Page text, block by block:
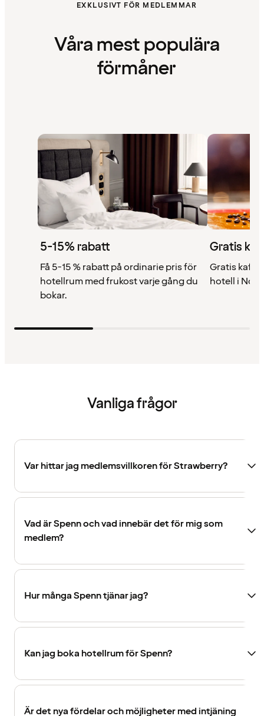
EXKLUSIVT FÖR MEDLEMMAR
Våra mest populära
förmåner
5-15% rabatt
Få 5-15 % rabatt på ordinarie pris för
hotellrum med frukost varje gång du
bokar.
Gratis
Gratis kaffe
hotell i
Vanliga frågor
Var hittar jag medlemsvillkoren för Strawberry?
Vad är Spenn och vad innebär det för mig som
medlem?
Hur många Spenn tjänar jag?
Kan jag boka hotellrum för Spenn?
Är det nya fördelar och möjligheter med intjäning